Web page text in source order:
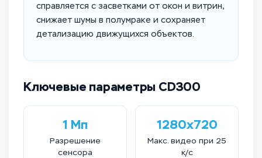
справляется с засветками от окон и витрин,
снижает шумы в полумраке и сохраняет
детализацию движущихся объектов.
Ключевые параметры CD300
1 Мп
Разрешение
сенсора
1280x720
Макс. видео при 25
к/с